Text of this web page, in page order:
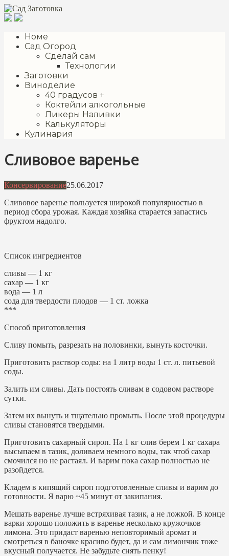
Перейти
к
Номе
Сад Огород
Сделай сам
Технологии
Заготовки
Виноделие
40 градусов +
Коктейли алкогольные
Ликеры Наливки
Калькуляторы
Кулинария
Сливовое варенье
Консервирование25.06.2017
Сливовое варенье пользуется широкой популярностью в
период сбора урожая. Каждая хозяйка старается запастись
фруктом надолго.
Список ингредиентов
сливы — 1 кг
сахар — 1 кг
вода — 1 л
сода для твердости плодов — 1 ст. ложка
***
Способ приготовления
Сливу помыть, разрезать на половинки, вынуть косточки.
Приготовить раствор соды: на 1 литр воды 1 ст. л. питьевой
соды.
Залить им сливы. Дать постоять сливам в содовом растворе
сутки.
Затем их вынуть и тщательно промыть. После этой процедуры
сливы становятся твердыми.
Приготовить сахарный сироп. На 1 кг слив берем 1 кг сахара
высыпаем в тазик, доливаем немного воды, так чтоб сахар
смочился но не растаял. И варим пока сахар полностью не
разойдется.
Кладем в кипящий сироп подготовленные сливы и варим до
готовности. Я варю ~45 минут от закипания.
Мешать варенье лучше встряхивая тазик, а не ложкой. В конце
варки хорошо положить в варенье несколько кружочков
лимона. Это придаст варенью неповторимый аромат и
смотреться в баночке красиво будет, да и сам лимончик тоже
вкусный получается. Не забудьте снять пенку!